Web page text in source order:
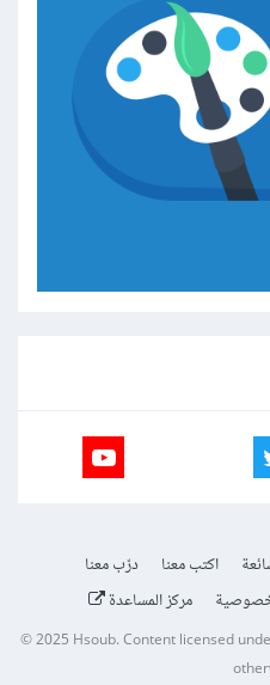
اكتب معنا
درّب معنا
مركز المساعدة
© 2025Hsoub.Content licensed